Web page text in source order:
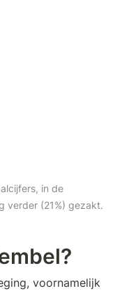
in de
verder (21%) gezakt.
voornamelijk